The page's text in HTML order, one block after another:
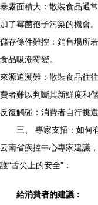
暴露面積大：散裝食品通
加了霉菌孢子污染的機會。
儲存條件難控：銷售場所
食品吸潮霉變。
來源追溯難：散裝食品往
費者難以判斷其新鮮度和儲
反復觸碰：消費者自行挑
三、 專家支招：如何
云南省疾控中心專家建議
護“舌尖上的安全”：
給消費者的建議：